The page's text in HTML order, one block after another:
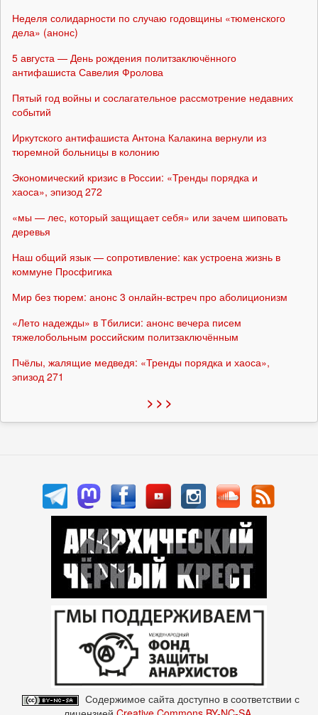
Неделя солидарности по случаю годовщины «тюменского
дела» (анонс)
5 августа — День рождения политзаключённого
антифашиста Савелия Фролова
Пятый год войны и сослагательное рассмотрение недавних
событий
Иркутского антифашиста Антона Калакина вернули из
тюремной больницы в колонию
Экономический кризис в России: «Тренды порядка и
хаоса», эпизод 272
«мы — лес, который защищает себя» или зачем шиповать
деревья
Наш общий язык — сопротивление: как устроена жизнь в
коммуне Просфигика
Мир без тюрем: анонс 3 онлайн-встреч про аболиционизм
«Лето надежды» в Тбилиси: анонс вечера писем
тяжелобольным российским политзаключённым
Пчёлы, жалящие медведя: «Тренды порядка и хаоса»,
эпизод 271
> > >
Содержимое сайта доступно в соответствии с